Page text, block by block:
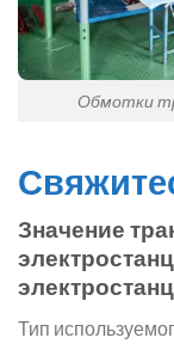
Обмотки
Значение
Тип